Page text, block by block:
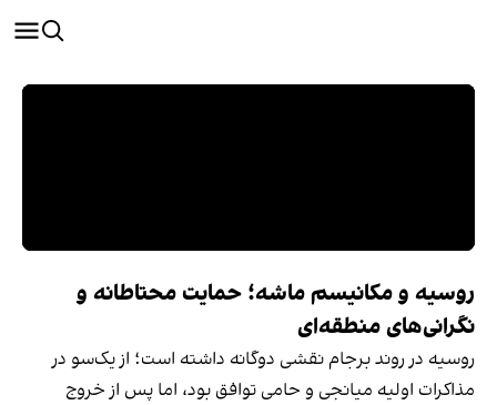
روسیه و مکانیسم ماشه؛ حمایت محتاطانه و
نگرانی‌های منطقه‌ای
روسیه در روند برجام نقشی دوگانه داشته است؛ از یک‌سو در
مذاکرات اولیه میانجی و حامی توافق بود، اما پس از خروج